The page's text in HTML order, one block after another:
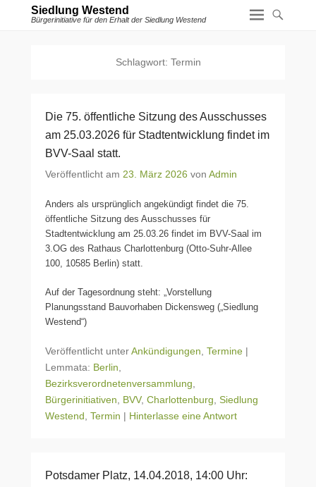
Siedlung Westend
Bürgerinitiative für den Erhalt der Siedlung Westend
Schlagwort: Termin
Die 75. öffentliche Sitzung des Ausschusses
am 25.03.2026 für Stadtentwicklung findet im
BVV-Saal statt.
Veröffentlicht am 23. März 2026 von Admin
Anders als ursprünglich angekündigt findet die 75.
öffentliche Sitzung des Ausschusses für
Stadtentwicklung am 25.03.26 findet im BVV-Saal im
3.OG des Rathaus Charlottenburg (Otto-Suhr-Allee
100, 10585 Berlin) statt.
Auf der Tagesordnung steht: „Vorstellung
Planungsstand Bauvorhaben Dickensweg („Siedlung
Westend“)
Veröffentlicht unterAnkündigungen Termine |
Lemmata: Berlin
Bezirksverordnetenversammlung
Bürgerinitiativen
BVV, Charlottenburg Siedlung
Westend Termin | Hinterlasse eine Antwort
Potsdamer Platz, 14.04.2018, 14:00 Uhr: